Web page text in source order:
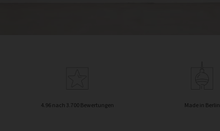
4.96 nach 3.700 Bewertungen Made in Berlin